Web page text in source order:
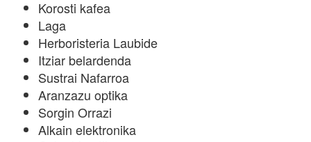
Korosti kafea
Laga
Herboristeria Laubide
Itziar belardenda
Sustrai Nafarroa
Aranzazu optika
Sorgin Orrazi
Alkain elektronika